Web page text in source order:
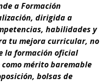
aFormación
, dirigida a
habilidades y
tumejora curricular, no
la formación oficial
mérito baremable
bolsas de